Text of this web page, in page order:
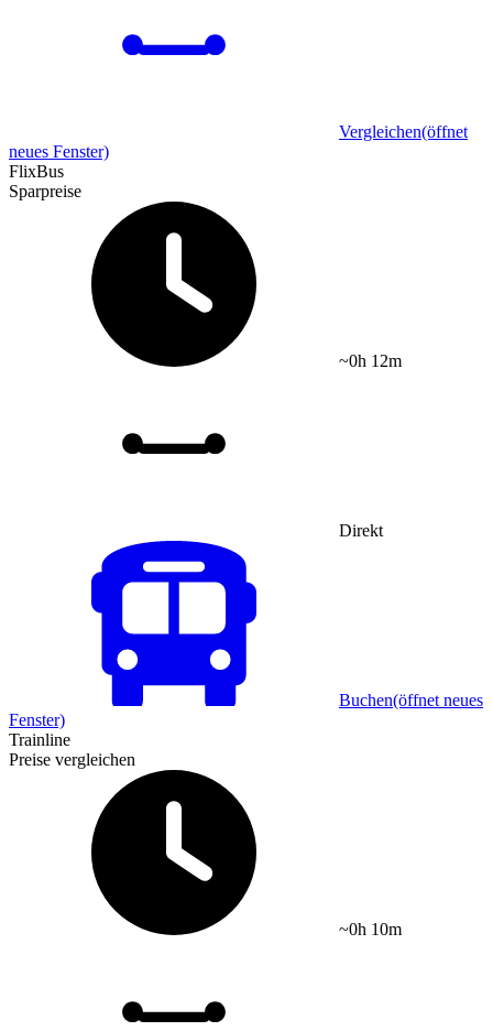
Vergleichen(öffnet
neues Fenster)
FlixBus
Sparpreise
~0h 12m
Direkt
Buchen(öffnet neues
Fenster)
Trainline
Preise vergleichen
~0h 10m